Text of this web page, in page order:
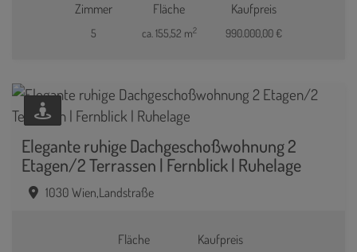
Zimmer
5
Fläche
ca. 155,52 m2
Kaufpreis
990.000,00 €
Elegante ruhige Dachgeschoßwohnung 2
Etagen/2 Terrassen | Fernblick | Ruhelage
1030 Wien,Landstraße
Fläche Kaufpreis